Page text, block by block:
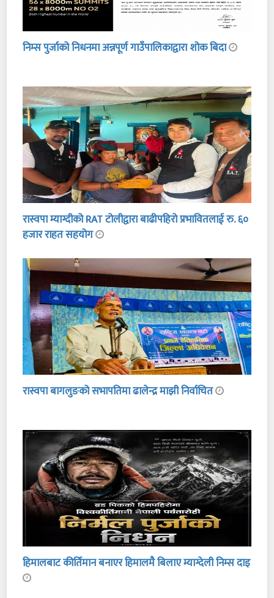
निम्स पुर्जाको निधनमा अन्नपूर्ण गाउँपालिकाद्वारा शोक बिदा
रास्वपा म्याग्दीको RAT टोलीद्वारा बाढीपहिरो प्रभावितलाई रु. ६०
हजार राहत सहयोग
रास्वपा बागलुङको सभापतिमा ढालेन्द्र माझी निर्वाचित
हिमालबाट कीर्तिमान बनाएर हिमालमै बिलाए म्याग्देली निम्स दाइ